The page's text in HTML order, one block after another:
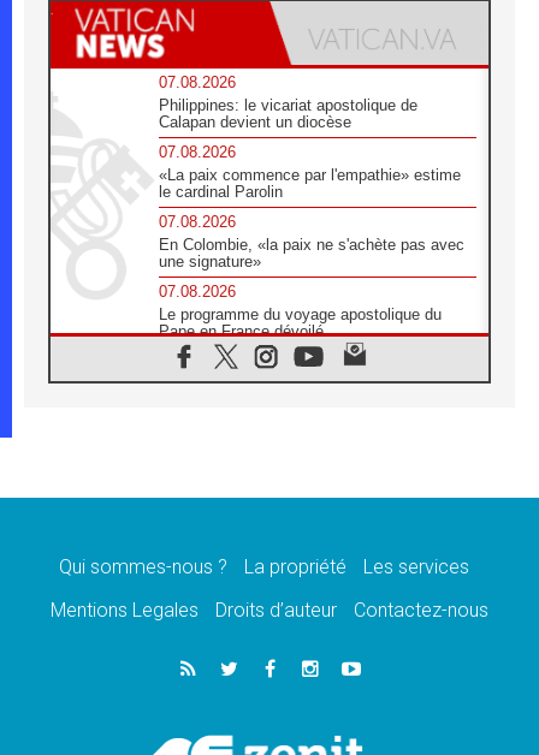
07.08.2026
Philippines: le vicariat apostolique de
Calapan devient un diocèse
07.08.2026
«La paix commence par l'empathie» estime
le cardinal Parolin
07.08.2026
En Colombie, «la paix ne s'achète pas avec
une signature»
07.08.2026
Le programme du voyage apostolique du
Pape en France dévoilé
07.08.2026
1ère Conférence continentale sur l'éducation
07.08.2026
07.08.2026
lancement des «dix jours de prière pour la
06.08.2026
Préparatifs des JMJ 2027 à Séoul: «c'est
Chrétiens et confucéens: respect et sagesse
Qui sommes-nous ? La propriété
Les services
Mentions Legales
Droits d’auteur Contactez-nous